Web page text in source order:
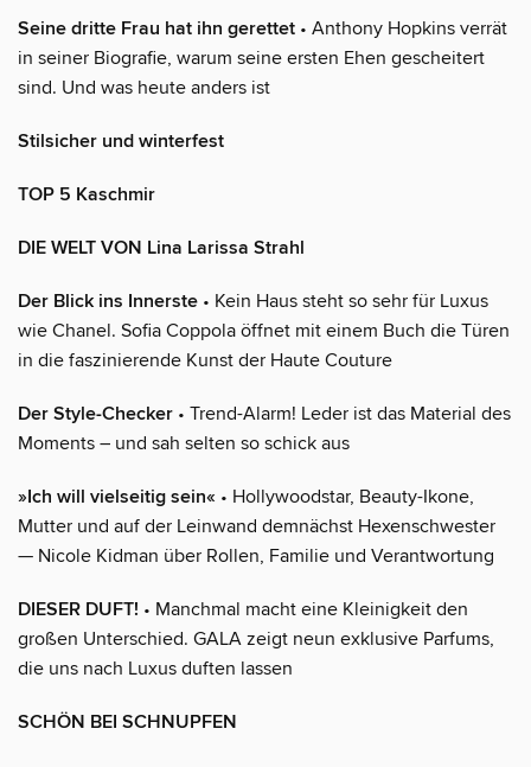
Seine dritte Frau hat ihn gerettet • Anthony Hopkins verrät
in seiner Biografie, warum seine ersten Ehen gescheitert
sind. Und was heute anders ist
Stilsicher und winterfest
TOP 5 Kaschmir
DIE WELT VON Lina Larissa Strahl
Der Blick ins Innerste • Kein Haus steht so sehr für Luxus
wie Chanel. Sofia Coppola öffnet mit einem Buch die Türen
in die faszinierende Kunst der Haute Couture
Der Style-Checker • Trend-Alarm! Leder ist das Material des
Moments – und sah selten so schick aus
»Ich will vielseitig sein« • Hollywoodstar, Beauty-Ikone,
Mutter und auf der Leinwand demnächst Hexenschwester
— Nicole Kidman über Rollen, Familie und Verantwortung
DIESER DUFT! • Manchmal macht eine Kleinigkeit den
großen Unterschied. GALA zeigt neun exklusive Parfums,
die uns nach Luxus duften lassen
SCHÖN BEI SCHNUPFEN